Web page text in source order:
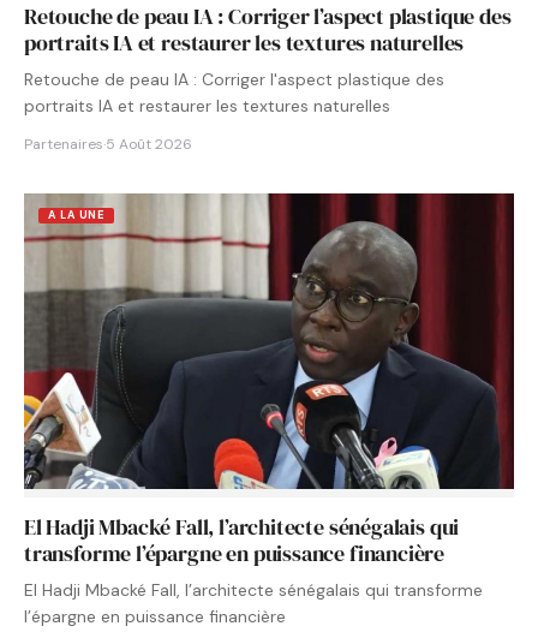
Retouche de peau IA : Corriger l’aspect plastique des
portraits IA et restaurer les textures naturelles
Retouche de peau IA : Corriger l'aspect plastique des
portraits IA et restaurer les textures naturelles
Partenaires·5 Août 2026
A LA UNE
El Hadji Mbacké Fall, l’architecte sénégalais qui
transforme l’épargne en puissance financière
El Hadji Mbacké Fall, l’architecte sénégalais qui transforme
l’épargne en puissance financière